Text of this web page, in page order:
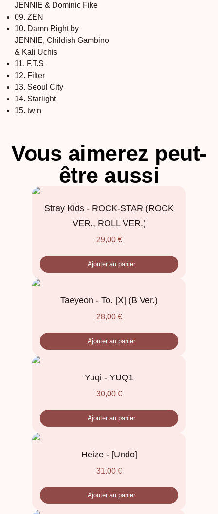
JENNIE & Dominic Fike
09. ZEN
10. Damn Right by
JENNIE, Childish Gambino
& Kali Uchis
11. F.T.S
12. Filter
13. Seoul City
14. Starlight
15. twin
Vous aimerez peut-
être aussi
Stray Kids - ROCK-STAR (ROCK
VER., ROLL VER.)
29,00 €
Ajouter au panier
Taeyeon - To. [X] (B Ver.)
28,00 €
Ajouter au panier
Yuqi - YUQ1
30,00 €
Ajouter au panier
Heize - [Undo]
31,00 €
Ajouter au panier